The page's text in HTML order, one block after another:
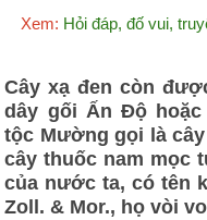
Xem: Hỏi đáp, đố vui,
Cây xạ đen còn
dây gối Ấn Độ hoặc
tộc Mường gọi là
cây thuốc nam mọc
của nước ta, có tên
Zoll. & Mor., họ vòi